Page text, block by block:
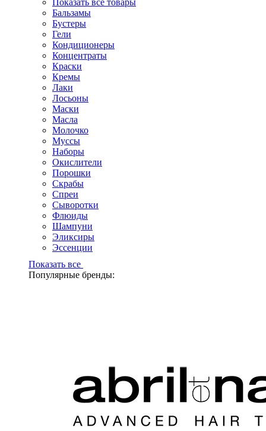
Показать все товары
Бальзамы
Бустеры
Гели
Кондиционеры
Концентраты
Краски
Кремы
Лаки
Лосьоны
Маски
Масла
Молочко
Муссы
Наборы
Окислители
Порошки
Скрабы
Спреи
Сыворотки
Флюиды
Шампуни
Эликсиры
Эссенции
Показать все
Популярные бренды: